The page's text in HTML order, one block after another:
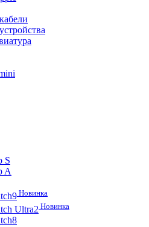
S
A
Новинка
Ultra2 Новинка